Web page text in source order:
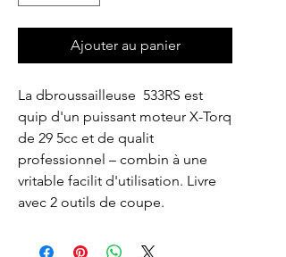
Ajouter au panier
La dbroussailleuse  533RS est
quip d'un puissant moteur X-Torq
de 29 5cc et de qualit
professionnel – combin à une
vritable facilit d'utilisation. Livre
avec 2 outils de coupe.